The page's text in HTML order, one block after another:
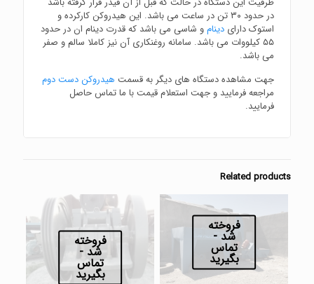
در حدود ۳۰ تن در ساعت می باشد. این هیدروکن کارکرده و
استوک دارایدینامو شاسی می باشد که قدرت دینام ان در حدود
۵۵ کیلووات می باشد. سامانه روغنکاری آن نیز کاملا سالم و صفر
می باشد.
جهت مشاهده دستگاه های دیگر به قسمت هیدروکن دست دوم
مراجعه فرمایید و جهت استعلام قیمت با ما تماس حاصل
فرمایید.
Related products
فروخته
شد -
تماس
بگیرید
فروخته
شد -
تماس
بگیرید